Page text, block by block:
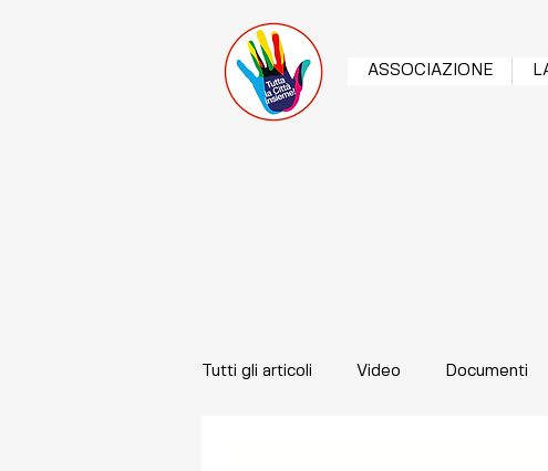
ASSOCIAZIONE
Tutti gli articoli Video Documenti